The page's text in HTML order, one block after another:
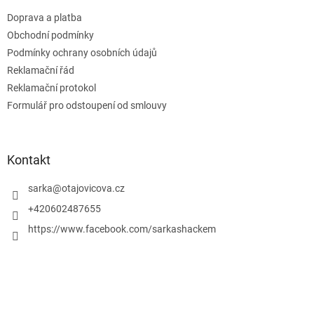
Doprava a platba
Obchodní podmínky
Podmínky ochrany osobních údajů
Reklamační řád
Reklamační protokol
Formulář pro odstoupení od smlouvy
Kontakt
sarka@otajovicova.cz
+420602487655
https://www.facebook.com/sarkashackem